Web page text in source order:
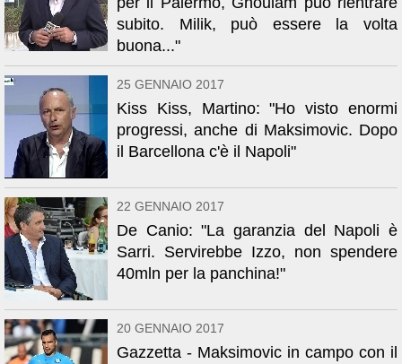
subito. Milik, può essere la volta
buona..."
25 GENNAIO 2017
Kiss Kiss, Martino: "Ho visto enormi
progressi, anche di Maksimovic. Dopo
il Barcellona c'è il Napoli"
22 GENNAIO 2017
De Canio: "La garanzia del Napoli è
Sarri. Servirebbe Izzo, non spendere
40mln per la panchina!"
20 GENNAIO 2017
Gazzetta - Maksimovic in campo con il